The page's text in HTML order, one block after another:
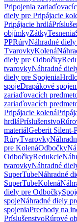
Pripojenia
diely pre Pripájacie
Pripájacie hrdlá
objímkyZátkyTesnenia
PPRúryNáhradné
TvarovkyKolená
diely pre Odbočky
tvarovkyNáhradné
diely pre Spojenia
spojeDrapákové
zariaďovacích
zariaďovacích
Pripájacie kolená
hrdláPríslušenstvo
materiálGeberit Silent-
RúryTvarovky
pre KolenáOdbočky
OdbočkyRedukcie
tvarovkyNáhradné
SuperTubeNáhradné
SuperTubeKolená
diely pre Odbočky
spojeNáhradné diely
spojeniaPrechody na
PríslušenstvoRúrové